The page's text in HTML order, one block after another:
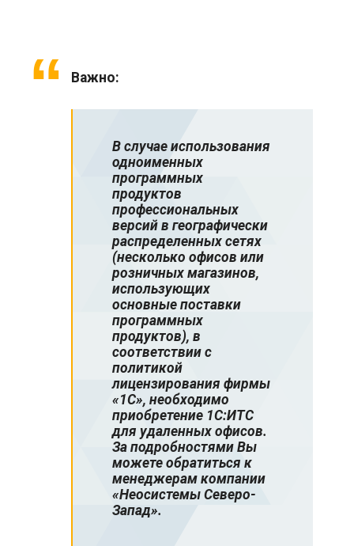
Важно:
В случае использования
одноименных
программных
продуктов
профессиональных
версий в географически
распределенных сетях
(несколько офисов или
розничных магазинов,
использующих
основные поставки
программных
продуктов), в
соответствии с
политикой
лицензирования фирмы
«1С», необходимо
приобретение 1С:ИТС
для удаленных офисов.
За подробностями Вы
можете обратиться к
менеджерам компании
«Неосистемы Северо-
Запад».